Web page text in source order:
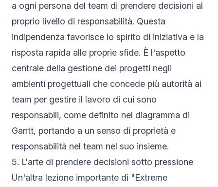
a ogni persona del team di prendere decisioni al
proprio livello di responsabilità. Questa
indipendenza favorisce lo spirito di iniziativa e la
risposta rapida alle proprie sfide. È l'aspetto
centrale della gestione dei progetti negli
ambienti progettuali che concede più autorità ai
team per gestire il lavoro di cui sono
responsabili, come definito nel diagramma di
Gantt, portando a un senso di proprietà e
responsabilità nel team nel suo insieme.
5. L'arte di prendere decisioni sotto pressione
Un'altra lezione importante di "Extreme